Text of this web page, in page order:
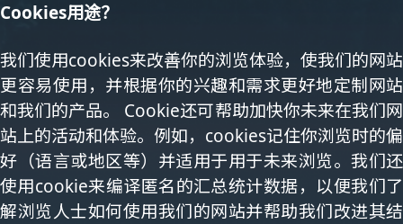
Cookies用途？
我们使用cookies来改善你的浏览体验，使我们的网站
更容易使用，并根据你的兴趣和需求更好地定制网站
和我们的产品。 Cookie还可帮助加快你未来在我们网
站上的活动和体验。例如，cookies记住你浏览时的偏
好（语言或地区等）并适用于用于未来浏览。我们还
使用cookie来编译匿名的汇总统计数据，以便我们了
解浏览人士如何使用我们的网站并帮助我们改进其结